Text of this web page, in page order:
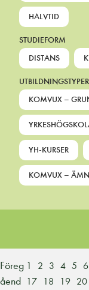
HALVTID
STUDIEFORM
DISTANS
UTBILDNINGSTYPER
KOMVUX –
YH-KURSER
KOMVUX –
Föreg
åend
1 2 3 4 5 6
17
18 19 20